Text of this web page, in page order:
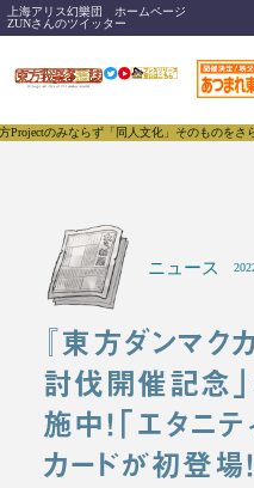
上海アリス幻樂団 ホームページ
ZUNさんのツイッター
「同人文化」そのものをさらに刺激する媒
ニュース
『東方ダンマク
討伐開催記念」
施中！「エタニ
カードが初登場！